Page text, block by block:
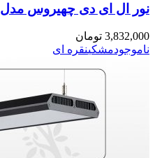
نور ال ای دی چهیروس مدل WRGB2 Slim (45 سانتی)
3,832,000 تومان
ناموجودمشکینقره ای